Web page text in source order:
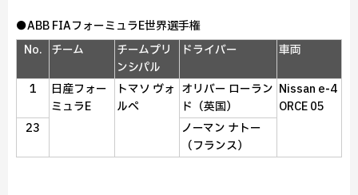
●ABB FIAフォーミュラE世界選手権
No.
チーム
チームプリ
ンシパル
ドライバー 車両
1
日産フォー
ミュラE
トマソ ヴォ
ルペ
オリバー ローラン
ド（英国）
Nissan e‑4
ORCE 05
23
ノーマン ナトー
（フランス）